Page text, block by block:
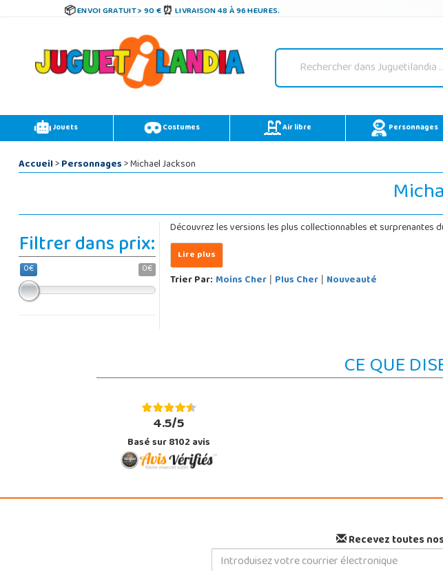
ENVOI GRATUIT > 90 € LIVRAISON 48 À 96 HEURES.
Jouets Costumes Air libre Personnages
Accueil>Personnages> Michael Jackson
Filtrer dans prix:
0€
0€
Découvrez les versions les plus collectionnables et surprenantes
Trier Par: Moins Cher| Plus Cher| Nouveauté
CE QUE
4.5/5
Basé sur 8102 avis
Recevez toutes